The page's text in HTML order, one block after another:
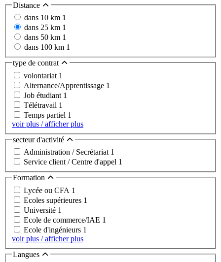
Distance
dans 10 km 1
dans 25 km 1
dans 50 km 1
dans 100 km 1
type de contrat
volontariat 1
Alternance/Apprentissage 1
Job étudiant 1
Télétravail 1
Temps partiel 1
voir plus / afficher plus
secteur d'activité
Administration / Secrétariat 1
Service client / Centre d'appel 1
Formation
Lycée ou CFA 1
Ecoles supérieures 1
Université 1
Ecole de commerce/IAE 1
Ecole d'ingénieurs 1
voir plus / afficher plus
Langues